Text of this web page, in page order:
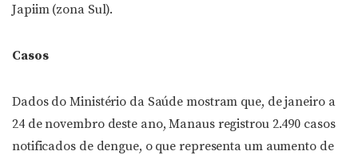
Japiim (zona Sul).
Casos
Dados do Ministério da Saúde mostram que, de janeiro a
24 de novembro deste ano, Manaus registrou 2.490 casos
notificados de dengue, o que representa um aumento de